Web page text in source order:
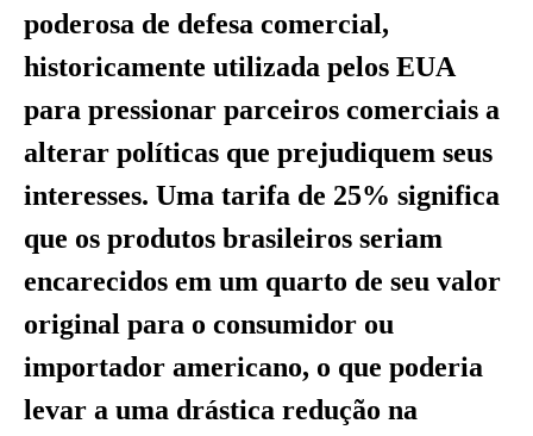
poderosa de defesa comercial,
historicamente utilizada pelos EUA
para pressionar parceiros comerciais a
alterar políticas que prejudiquem seus
interesses. Uma tarifa de 25% significa
que os produtos brasileiros seriam
encarecidos em um quarto de seu valor
original para o consumidor ou
importador americano, o que poderia
levar a uma drástica redução na